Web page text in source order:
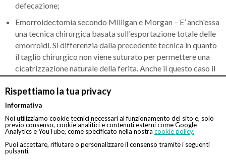
Rispettiamo la tua privacy
Informativa
Noi utilizziamo cookie tecnici necessari al funzionamento del sito e, solo
previo consenso, cookie analitici e contenuti esterni come Google
Analytics e YouTube, come specificato nella nostra cookie policy.
Puoi accettare, rifiutare o personalizzare il consenso tramite i seguenti
pulsanti.
defecazione;
Emorroidectomia secondo Milligan e Morgan – E’ anch'essa
una tecnica chirurgica basata sull'esportazione totale delle
emorroidi. Si differenzia dalla precedente tecnica in quanto
il taglio chirurgico non viene suturato per permettere una
cicatrizzazione naturale della ferita. Anche il questo caso il
presenza di dolore;
Emorroidopessi con suturatrice meccanica o metodo Longo
– questa tipologia di tecnica chirurgica prevede
l’esportazione di una parte di canale rettale. La finalità è
quella di risollevare il prolasso provocato dalla fuoriuscita
delle emorroidi per riportare le parti interessate nella